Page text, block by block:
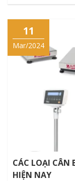
11
Mar/2024
CÁC LOẠI CÂN
HIỆN NAY